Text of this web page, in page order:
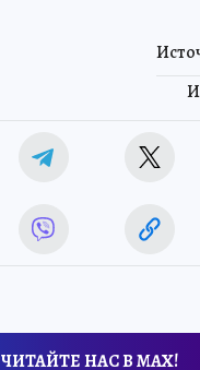
ЧИТАЙТЕ НАС В МАХ!